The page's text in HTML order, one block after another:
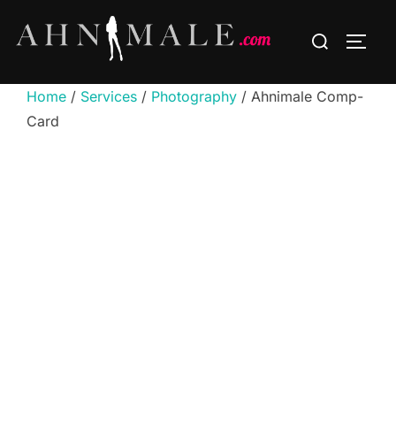
Search
Home / Services / Photography / Ahnimale Comp-
Card